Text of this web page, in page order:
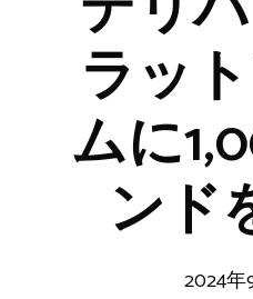
ラッ
ムに
ンド
2024年